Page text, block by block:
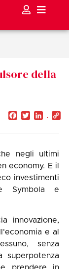
della
Facebook
Twitter
negli ultimi
economy. E il
investimenti
Symbola e
innovazione,
e al
senza
superpotenza